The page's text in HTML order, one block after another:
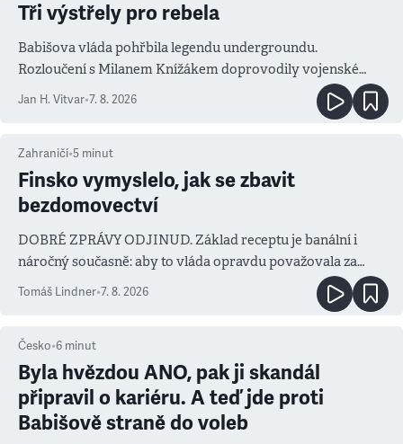
Tři výstřely pro rebela
Babišova vláda pohřbila legendu undergroundu.
Rozloučení s Milanem Knížákem doprovodily vojenské
salvy i kritika pokrokářů
Jan H. Vitvar•7. 8. 2026
Zahraničí•5 minut
Finsko vymyslelo, jak se zbavit
bezdomovectví
DOBRÉ ZPRÁVY ODJINUD. Základ receptu je banální i
náročný současně: aby to vláda opravdu považovala za
prioritu
Tomáš Lindner•7. 8. 2026
Česko•6 minut
Byla hvězdou ANO, pak ji skandál
připravil o kariéru. A teď jde proti
Babišově straně do voleb